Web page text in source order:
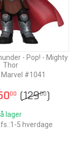
- Pop! - Mighty
Thor
Marvel #1041
00 (12900)
lager
5 hverdage